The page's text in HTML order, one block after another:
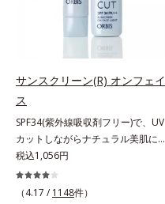
主成分を選択的に吸収し、うるおい
はしっかり残すことでカバー力を保
複合成分配合＝肌を保護し、乾燥を
防ぐ複合成分 ※ ビルベリー葉エ
皮エキス*4 グリセリルグルコシド
（保湿成分）、（ジメチコン／ビニ
ルジメチコン）クロスポリマー、ジ
メチコン（カバー成分）*5 アクリ
レーツコポリマー
均一に光を拡散することを実現。毛
穴やシミの目立ちにくい“ほのツヤ
美肌”に仕上げます。ウォータープ
ルーフテスト済で、アウトドアにも
おすすめです。* 10時間化粧持ちデ
人差があります。
サンスクリーン(R) オンフェイ
ス
SPF34(紫外線吸収剤フリー)で、UV
カットしながらナチュラル美肌に。
これ1本で“小でかけ”にも、化粧下
地としても。この1本があれば、“ち
ょっとそこまで”もOKなすっぴん美
税込1,056円
（4.17 / 1148件）